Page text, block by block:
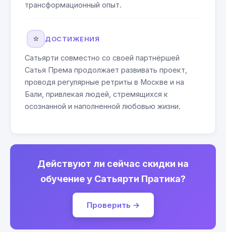
трансформационный опыт.
⭐ ДОСТИЖЕНИЯ
Сатьярти совместно со своей партнёршей
Сатья Према продолжает развивать проект,
проводя регулярные ретриты в Москве и на
Бали, привлекая людей, стремящихся к
осознанной и наполненной любовью жизни.
Действуют ли сейчас скидки на
обучение у Сатьярти Пратика?
Проверить →